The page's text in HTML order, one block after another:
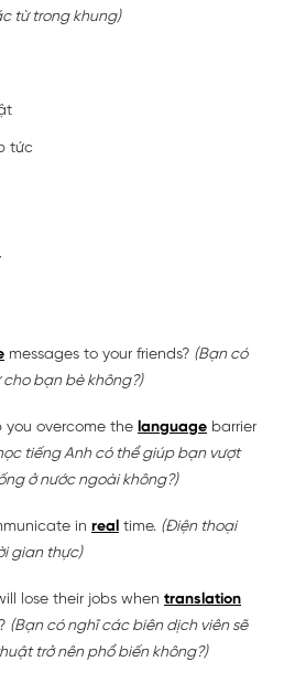
từ trong khung)
tức
messages to your friends? (Bạn có
bạn bè không?)
you overcome the language barrier
tiếng Anh có thể giúp bạn vượt
ở nước ngoài không?)
in real time. (Điện thoại
gian thực)
lose their jobs when translation
(Bạn có nghĩ các biên dịch viên sẽ
trở nên phổ biến không?)